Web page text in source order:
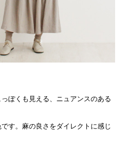
ぽくも見える、ニュアンスのある
す。麻の良さをダイレクトに感じ